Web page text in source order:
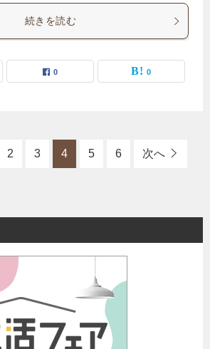
続きを読む
0 0
2 3 4 5 6 次へ